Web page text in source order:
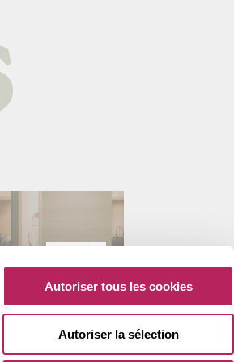
Autoriser tous les cookies
Autoriser la sélection
17
Juil’ 2026
Transition